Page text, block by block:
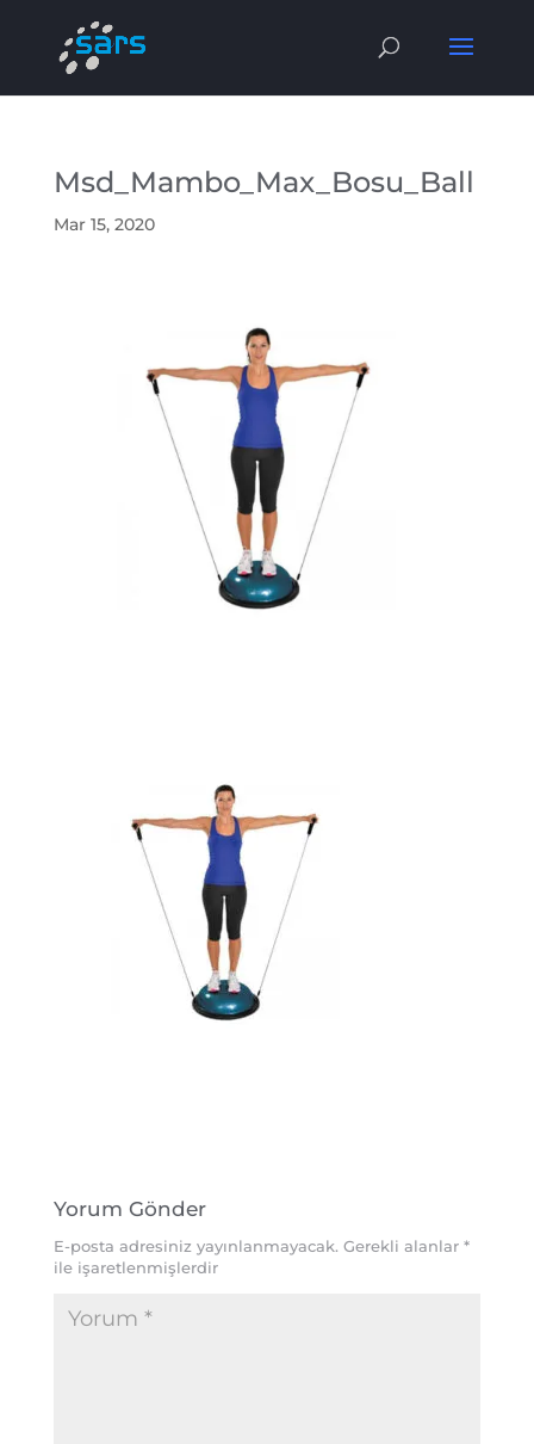
Msd_Mambo_Max_Bosu_Ball
Mar 15, 2020
Yorum Gönder
E-posta adresiniz yayınlanmayacak. Gerekli alanlar *
ile işaretlenmişlerdir